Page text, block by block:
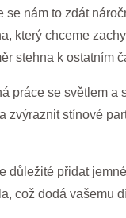
nám to zdát
který chceme
stehna k ostatním
práce se světlem
stínové
přidat
což dodá vašemu